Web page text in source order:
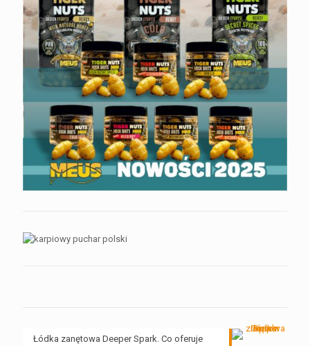
Łódka zanętowa Deeper Spark. Co oferuje